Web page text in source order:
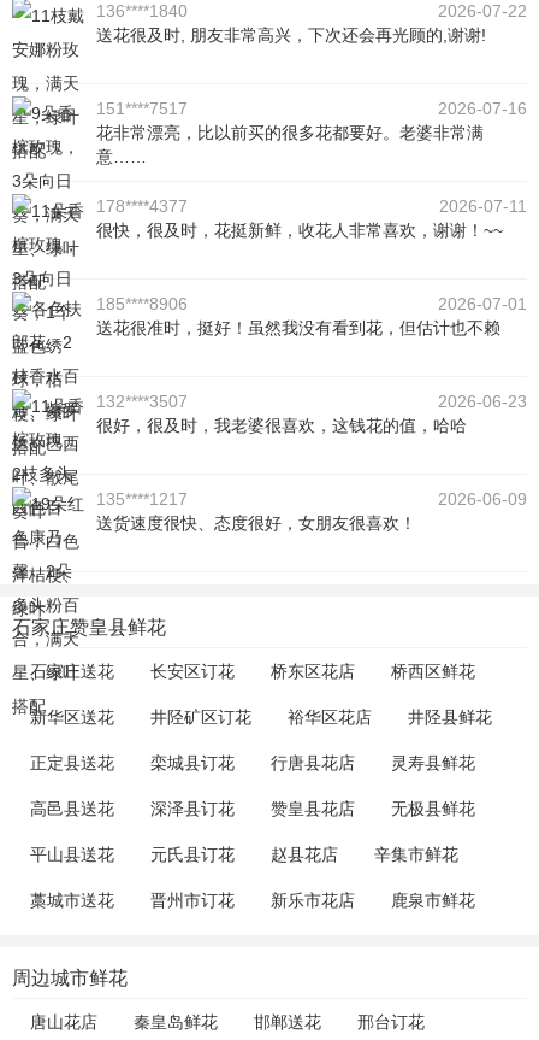
136****1840
2026-07-22
送花很及时, 朋友非常高兴，下次还会再光顾的,谢谢!
151****7517
2026-07-16
花非常漂亮，比以前买的很多花都要好。老婆非常满
意……
178****4377
2026-07-11
很快，很及时，花挺新鲜，收花人非常喜欢，谢谢！~~
185****8906
2026-07-01
送花很准时，挺好！虽然我没有看到花，但估计也不赖
132****3507
2026-06-23
很好，很及时，我老婆很喜欢，这钱花的值，哈哈
135****1217
2026-06-09
送货速度很快、态度很好，女朋友很喜欢！
石家庄赞皇县鲜花
石家庄送花 长安区订花 桥东区花店 桥西区鲜花
新华区送花 井陉矿区订花 裕华区花店 井陉县鲜花
正定县送花 栾城县订花 行唐县花店 灵寿县鲜花
高邑县送花 深泽县订花 赞皇县花店 无极县鲜花
平山县送花 元氏县订花 赵县花店 辛集市鲜花
藁城市送花 晋州市订花 新乐市花店 鹿泉市鲜花
周边城市鲜花
唐山花店 秦皇岛鲜花 邯郸送花 邢台订花